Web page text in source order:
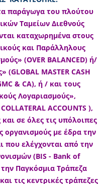
παράγωγα του πλούτου
Ταμείων Διεθνούς
καταχωρημένα στους
και Παράλληλους
(OVER BALANCED) ή/
(GLOBAL MASTER CASH
& CA), ή / και τους
Λογαριασμούς»,
ACCOUNTS ),
σε όλες τις υπόλοιπες
οργανισμούς με έδρα την
που ελέγχονται από την
(BIS - Bank of
Παγκόσμια Τράπεζα
τις κεντρικές τράπεζες